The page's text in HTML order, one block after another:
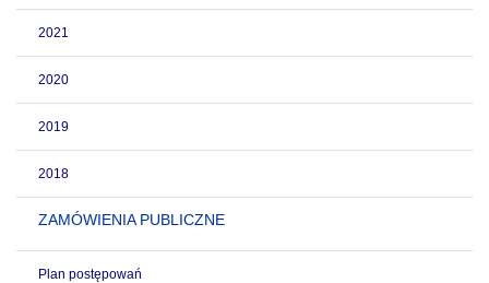
2021
2020
2019
2018
ZAMÓWIENIA PUBLICZNE
Plan postępowań